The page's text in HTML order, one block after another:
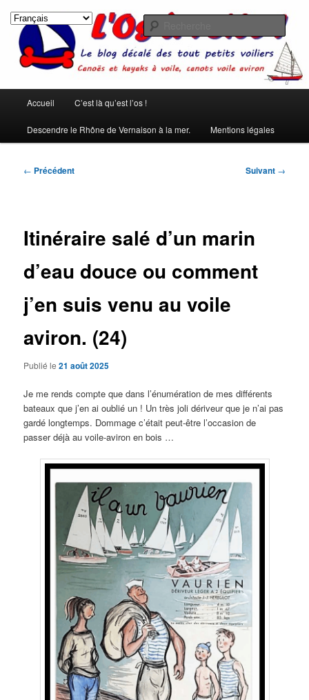
contenu
principalL'os à voile !
(Pierre Dac)
principal
Accueil C’est là qu’est l’os !
Descendre le Rhône de Vernaison à la mer. Mentions légales
Navigation
← Précédent Suivant →
Itinéraire salé d’un marin
d’eau douce ou comment
j’en suis venu au voile
aviron. (24)
Publié le21 août 2025
Je me rends compte que dans l’énumération de mes différents
bateaux que j’en ai oublié un ! Un très joli dériveur que je n’ai pas
gardé longtemps. Dommage c’était peut-être l’occasion de
passer déjà au voile-aviron en bois …